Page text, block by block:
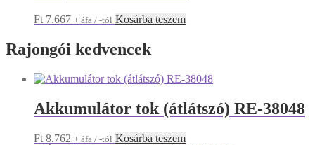
Ft 7.667 + áfa / -tól Kosárba teszem
Rajongói kedvencek
Akkumulátor tok (átlátszó) RE-38048
Ft 8.762 + áfa / -tól Kosárba teszem